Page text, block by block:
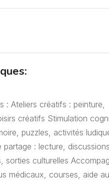
: Ateliers créatifs : peinture,
créatifs Stimulation
puzzles, activités
partage : lecture,
sorties culturelles
médicaux, courses, aide